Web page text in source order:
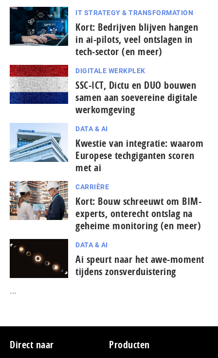
IT STRATEGY & TRANSFORMATION
Kort: Bedrijven blijven hangen
in ai-pilots, veel ontslagen in
tech-sector (en meer)
DIGITALE WERKPLEK
SSC-ICT, Dictu en DUO bouwen
samen aan soevereine digitale
werkomgeving
DATA & AI
Kwestie van integratie: waarom
Europese tech­gi­gan­ten scoren
met ai
CARRIÈRE
Kort: Bouw schreeuwt om BIM-
experts, onterecht ontslag na
geheime monitoring (en meer)
DATA & AI
Ai speurt naar het awe-moment
tijdens zonsverduistering
...
Footer
Direct naar Producten